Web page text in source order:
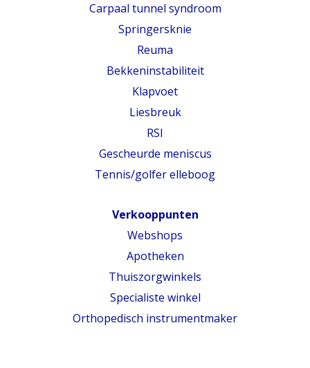
Carpaal tunnel syndroom
Springersknie
Reuma
Bekkeninstabiliteit
Klapvoet
Liesbreuk
RSI
Gescheurde meniscus
Tennis/golfer elleboog
Verkooppunten
Webshops
Apotheken
Thuiszorgwinkels
Specialiste winkel
Orthopedisch instrumentmaker